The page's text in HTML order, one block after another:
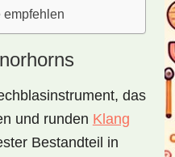
empfehlen
das
und runden Klang
Bestandteil in